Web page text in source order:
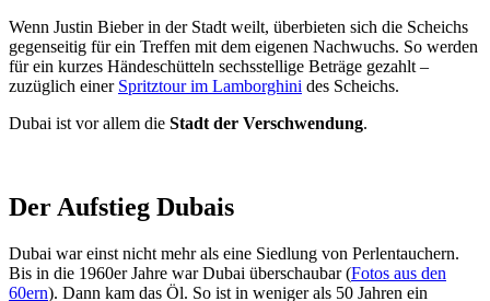
Wenn Justin Bieber in der Stadt weilt, überbieten sich die Scheichs
gegenseitig für ein Treffen mit dem eigenen Nachwuchs. So werden
für ein kurzes Händeschütteln sechsstellige Beträge gezahlt –
zuzüglich einer Spritztour im Lamborghini des Scheichs.
Dubai ist vor allem die Stadt der Verschwendung.
Der Aufstieg Dubais
Dubai war einst nicht mehr als eine Siedlung von Perlentauchern.
Bis in die 1960er Jahre war Dubai überschaubar (Fotos aus den
60ern). Dann kam das Öl. So ist in weniger als 50 Jahren ein